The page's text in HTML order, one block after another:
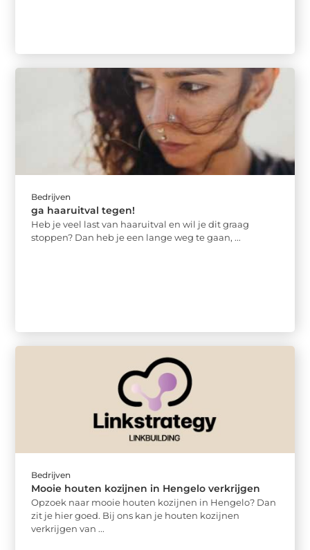
Bedrijven
ga haaruitval tegen!
Heb je veel last van haaruitval en wil je dit graag
stoppen? Dan heb je een lange weg te gaan, ...
Bedrijven
Mooie houten kozijnen in Hengelo verkrijgen
Opzoek naar mooie houten kozijnen in Hengelo? Dan
zit je hier goed. Bij ons kan je houten kozijnen
verkrijgen van ...